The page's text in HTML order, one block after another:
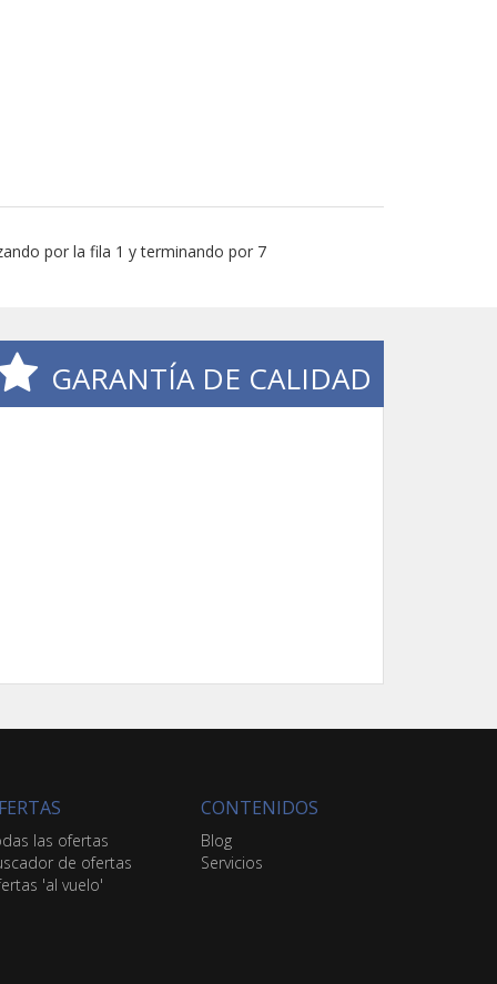
por la fila 1 y terminando por 7
GARANTÍA DE CALIDAD
las ofertas
de ofertas
'al vuelo'
CONTENIDOS
Blog
Servicios